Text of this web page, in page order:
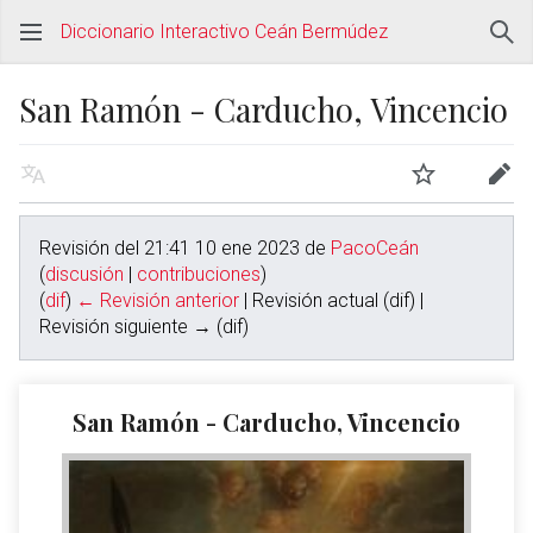
Diccionario Interactivo Ceán Bermúdez
San Ramón - Carducho, Vincencio
Revisión del 21:41 10 ene 2023 de PacoCeán
(discusión | contribuciones)
(dif) ← Revisión anterior | Revisión actual (dif) |
Revisión siguiente → (dif)
San Ramón - Carducho, Vincencio